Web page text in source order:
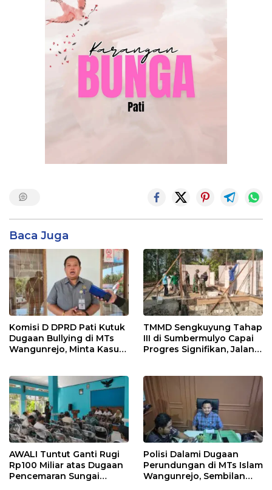
Baca Juga
Komisi D DPRD Pati Kutuk
Dugaan Bullying di MTs
Wangunrejo, Minta Kasus
TMMD Sengkuyung Tahap
III di Sumbermulyo Capai
Progres Signifikan, Jalan
AWALI Tuntut Ganti Rugi
Rp100 Miliar atas Dugaan
Pencemaran Sungai
Polisi Dalami Dugaan
Perundungan di MTs Islam
Wangunrejo, Sembilan